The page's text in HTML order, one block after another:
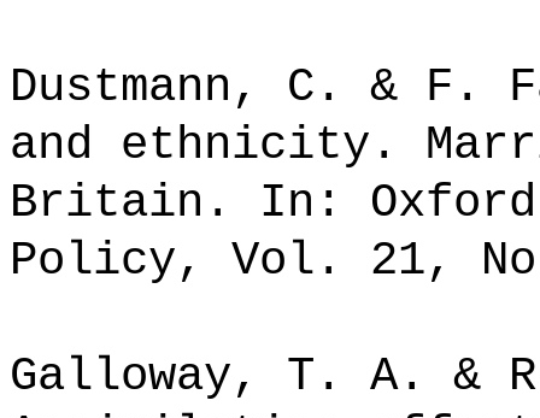
Dustmann, C. & F.
and ethnicity.
Britain. In: Oxford
Policy, Vol. 21,
Galloway, T. A. &